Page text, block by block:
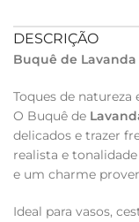
DESCRIÇÃO
Buquê de Lavanda
Toques de natureza
O Buquê de
delicados e trazer
realista e
e um charme
Ideal para vasos,